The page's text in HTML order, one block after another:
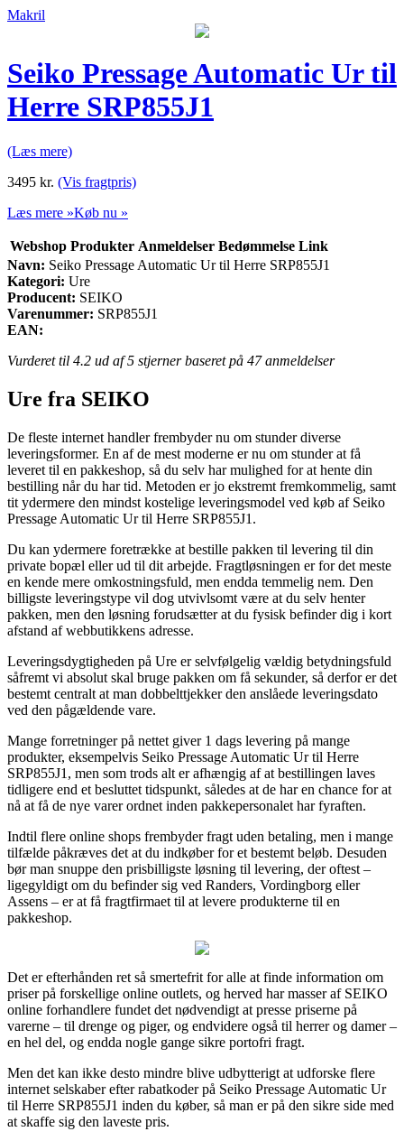
Makril
Seiko Pressage Automatic Ur til
Herre SRP855J1
(Læs mere)
3495 kr. (Vis fragtpris)
Læs mere »Køb nu »
Webshop Produkter Anmeldelser Bedømmelse Link
Navn: Seiko Pressage Automatic Ur til Herre SRP855J1
Kategori: Ure
Producent: SEIKO
Varenummer: SRP855J1
EAN:
Vurderet til 4.2 ud af 5 stjerner baseret på 47anmeldelser
Ure fra SEIKO
De fleste internet handler frembyder nu om stunder diverse
leveringsformer. En af de mest moderne er nu om stunder at få
leveret til en pakkeshop, så du selv har mulighed for at hente din
bestilling når du har tid. Metoden er jo ekstremt fremkommelig, samt
tit ydermere den mindst kostelige leveringsmodel ved køb af Seiko
Pressage Automatic Ur til Herre SRP855J1.
Du kan ydermere foretrække at bestille pakken til levering til din
private bopæl eller ud til dit arbejde. Fragtløsningen er for det meste
en kende mere omkostningsfuld, men endda temmelig nem. Den
billigste leveringstype vil dog utvivlsomt være at du selv henter
pakken, men den løsning forudsætter at du fysisk befinder dig i kort
afstand af webbutikkens adresse.
Leveringsdygtigheden på Ure er selvfølgelig vældig betydningsfuld
såfremt vi absolut skal bruge pakken om få sekunder, så derfor er det
bestemt centralt at man dobbelttjekker den anslåede leveringsdato
ved den pågældende vare.
Mange forretninger på nettet giver 1 dags levering på mange
produkter, eksempelvis Seiko Pressage Automatic Ur til Herre
SRP855J1, men som trods alt er afhængig af at bestillingen laves
tidligere end et besluttet tidspunkt, således at de har en chance for at
nå at få de nye varer ordnet inden pakkepersonalet har fyraften.
Indtil flere online shops frembyder fragt uden betaling, men i mange
tilfælde påkræves det at du indkøber for et bestemt beløb. Desuden
bør man snuppe den prisbilligste løsning til levering, der oftest –
ligegyldigt om du befinder sig ved Randers, Vordingborg eller
Assens – er at få fragtfirmaet til at levere produkterne til en
pakkeshop.
Det er efterhånden ret så smertefrit for alle at finde information om
priser på forskellige online outlets, og herved har masser af SEIKO
online forhandlere fundet det nødvendigt at presse priserne på
varerne – til drenge og piger, og endvidere også til herrer og damer –
en hel del, og endda nogle gange sikre portofri fragt.
Men det kan ikke desto mindre blive udbytterigt at udforske flere
internet selskaber efter rabatkoder på Seiko Pressage Automatic Ur
til Herre SRP855J1 inden du køber, så man er på den sikre side med
at skaffe sig den laveste pris.